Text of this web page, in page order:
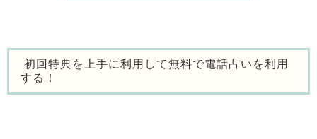
初回特典を上手に利用して無料で電話占いを利用
する！